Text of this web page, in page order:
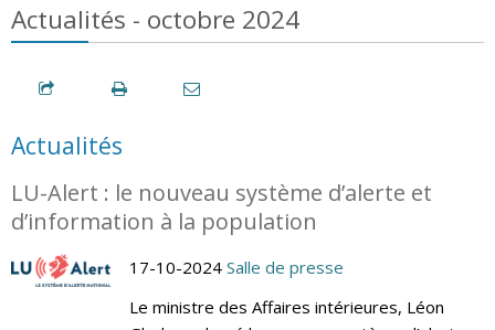
Actualités - octobre 2024
Actualités
LU-Alert : le nouveau système d’alerte et
d’information à la population
17-10-2024 Salle de presse
Le ministre des Affaires intérieures, Léon